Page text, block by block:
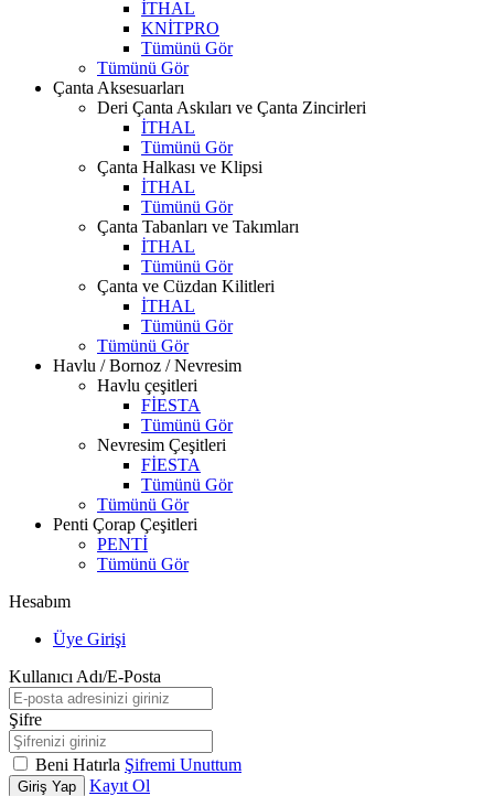
İTHAL
KNİTPRO
Tümünü Gör
Tümünü Gör
Çanta Aksesuarları
Deri Çanta Askıları ve Çanta Zincirleri
İTHAL
Tümünü Gör
Çanta Halkası ve Klipsi
İTHAL
Tümünü Gör
Çanta Tabanları ve Takımları
İTHAL
Tümünü Gör
Çanta ve Cüzdan Kilitleri
İTHAL
Tümünü Gör
Tümünü Gör
Havlu / Bornoz / Nevresim
Havlu çeşitleri
FİESTA
Tümünü Gör
Nevresim Çeşitleri
FİESTA
Tümünü Gör
Tümünü Gör
Penti Çorap Çeşitleri
PENTİ
Tümünü Gör
Hesabım
Üye Girişi
Kullanıcı Adı/E-Posta
Şifre
Beni Hatırla Şifremi Unuttum
Giriş Yap
Kayıt Ol